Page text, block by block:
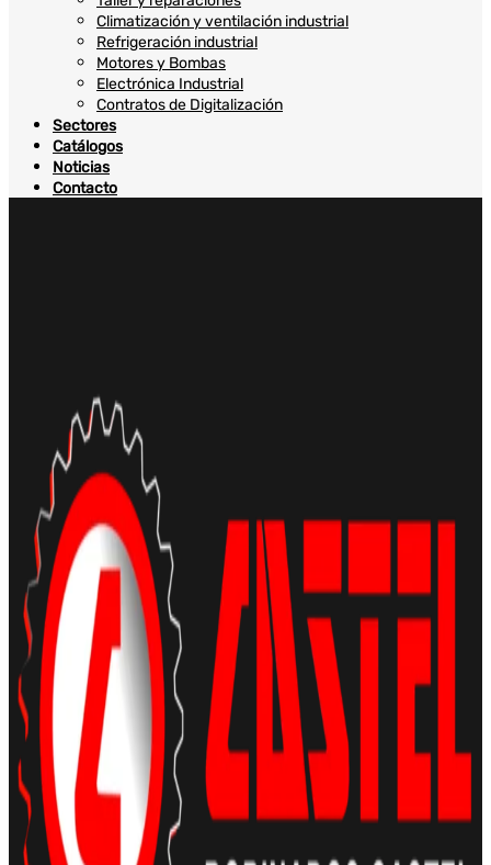
Climatización y ventilación industrial
Refrigeración industrial
Motores y Bombas
Electrónica Industrial
Contratos de Digitalización
Sectores
Catálogos
Noticias
Contacto